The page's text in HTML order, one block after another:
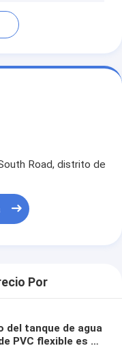
Road, distrito de
Por
del tanque de agua
PVC flexible es de